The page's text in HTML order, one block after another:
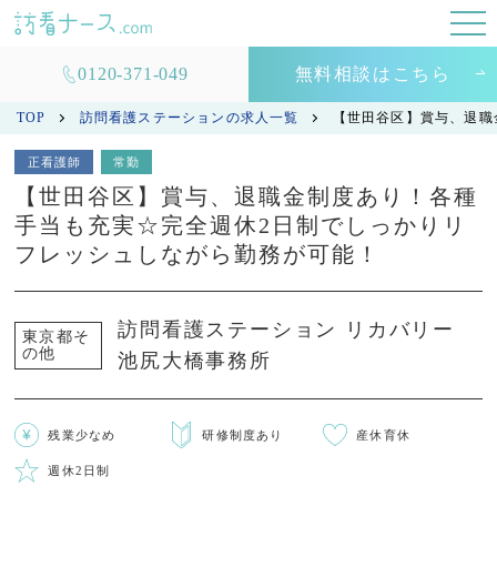
0120-371-049 無料相談はこちら
TOP 訪問看護ステーションの求人一覧 【世田谷区】賞与、退
正看護師 常勤
【世田谷区】賞与、退職金制度あり！各種
手当も充実☆完全週休2日制でしっかりリ
フレッシュしながら勤務が可能！
東京都そ
の他
訪問看護ステーション リカバリー
池尻大橋事務所
残業少なめ 研修制度あり 産休育休
週休2日制